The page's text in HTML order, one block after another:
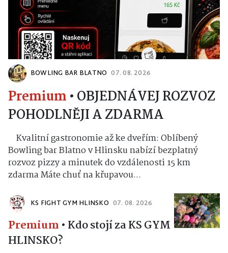
BOWLING BAR BLATNO 07. 08. 2026
Premium • OBJEDNÁVEJ ROZVOZ
POHODLNĚJI A ZDARMA
Kvalitní gastronomie až ke dveřím: Oblíbený
Bowling bar Blatno v Hlinsku nabízí bezplatný
rozvoz pizzy a minutek do vzdálenosti 15 km
zdarma Máte chuť na křupavou...
KS FIGHT GYM HLINSKO 07. 08. 2026
Premium • Kdo stojí za KS GYM
HLINSKO?